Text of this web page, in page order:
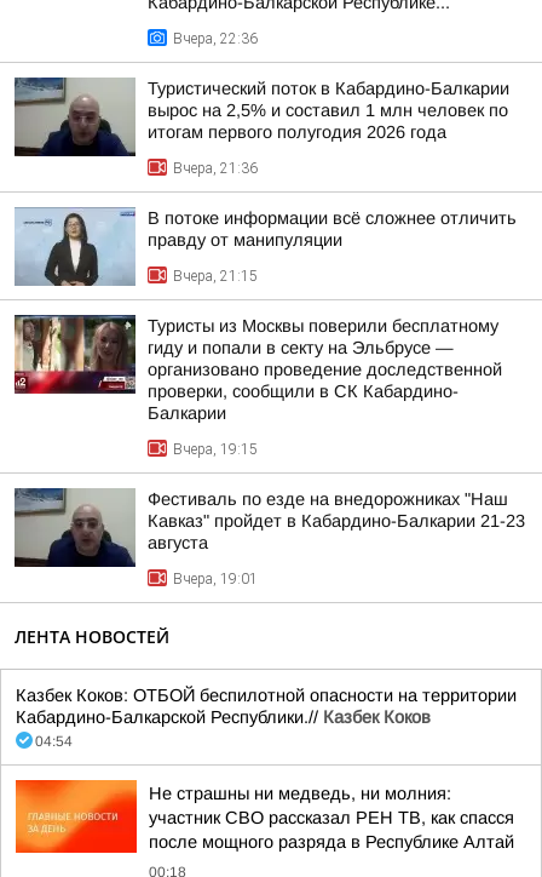
Вчера, 22:36
Туристический поток в Кабардино-Балкарии
вырос на 2,5% и составил 1 млн человек по
итогам первого полугодия 2026 года
Вчера, 21:36
В потоке информации всё сложнее отличить
правду от манипуляции
Вчера, 21:15
Туристы из Москвы поверили бесплатному
гиду и попали в секту на Эльбрусе —
организовано проведение доследственной
проверки, сообщили в СК Кабардино-
Балкарии
Вчера, 19:15
Фестиваль по езде на внедорожниках "Наш
Кавказ" пройдет в Кабардино-Балкарии 21-23
августа
Вчера, 19:01
ЛЕНТА НОВОСТЕЙ
Казбек Коков: ОТБОЙ беспилотной опасности на территории
Кабардино-Балкарской Республики.// Казбек Коков
04:54
Не страшны ни медведь, ни молния:
участник СВО рассказал РЕН ТВ, как спасся
после мощного разряда в Республике Алтай
00:18